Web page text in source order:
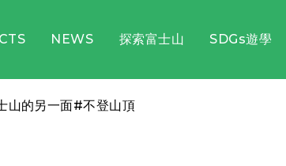
NEWS 探索富士山 SDGs遊學
山的另一面#不登山頂